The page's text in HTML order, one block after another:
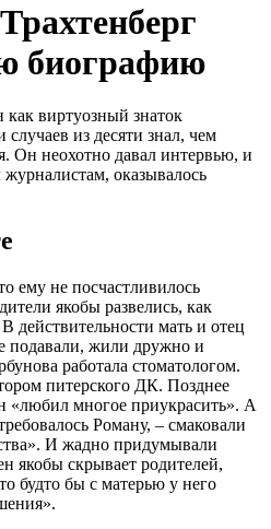
биографию
как виртуозный знаток
из десяти знал, чем
Он неохотно давал интервью, и
оказывалось
ему не посчастливилось
якобы развелись, как
действительности мать и отец
подавали, жили дружно и
работала стоматологом.
питерского ДК. Позднее
«любил многое приукрасить». А
Роману, – смаковали
И жадно придумывали
якобы скрывает родителей,
будто бы с матерью у него